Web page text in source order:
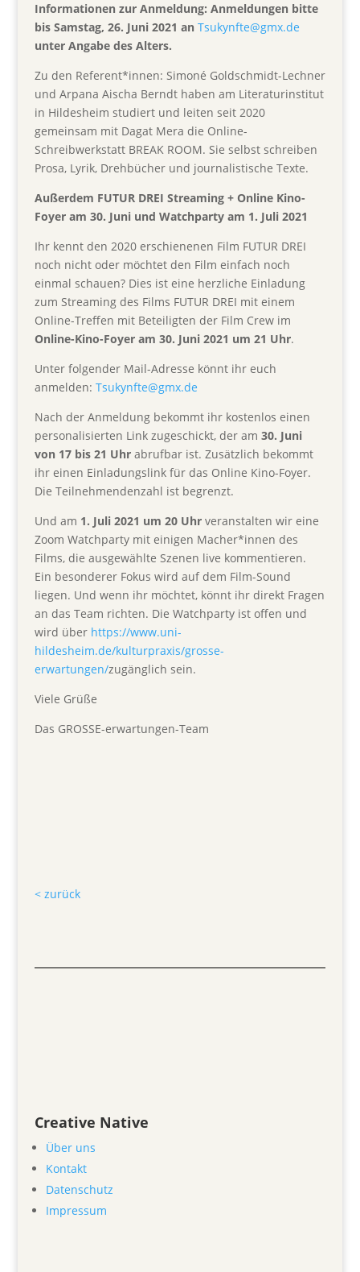
Informationen zur Anmeldung: Anmeldungen bitte
bis Samstag, 26. Juni 2021 an Tsukynfte@gmx.de
unter Angabe des Alters.
Zu den Referent*innen: Simoné Goldschmidt-Lechner
und Arpana Aischa Berndt haben am Literaturinstitut
in Hildesheim studiert und leiten seit 2020
gemeinsam mit Dagat Mera die Online-
Schreibwerkstatt BREAK ROOM. Sie selbst schreiben
Prosa, Lyrik, Drehbücher und journalistische Texte.
Außerdem FUTUR DREI Streaming + Online Kino-
Foyer am 30. Juni und Watchparty am 1. Juli 2021
Ihr kennt den 2020 erschienenen Film FUTUR DREI
noch nicht oder möchtet den Film einfach noch
einmal schauen? Dies ist eine herzliche Einladung
zum Streaming des Films FUTUR DREI mit einem
Online-Treffen mit Beteiligten der Film Crew im
Online-Kino-Foyer am 30. Juni 2021 um 21 Uhr.
Unter folgender Mail-Adresse könnt ihr euch
anmelden: Tsukynfte@gmx.de
Nach der Anmeldung bekommt ihr kostenlos einen
personalisierten Link zugeschickt, der am 30. Juni
von 17 bis 21 Uhrabrufbar ist. Zusätzlich bekommt
ihr einen Einladungslink für das Online Kino-Foyer.
Die Teilnehmendenzahl ist begrenzt.
Und am 1. Juli 2021 um 20 Uhrveranstalten wir eine
Zoom Watchparty mit einigen Macher*innen des
Films, die ausgewählte Szenen live kommentieren.
Ein besonderer Fokus wird auf dem Film-Sound
liegen. Und wenn ihr möchtet, könnt ihr direkt Fragen
an das Team richten. Die Watchparty ist offen und
wird über https://www.uni-
hildesheim.de/kulturpraxis/grosse-
erwartungen/zugänglich sein.
Viele Grüße
Das GROSSE-erwartungen-Team
< zurück
Creative Native
Über uns
Kontakt
Datenschutz
Impressum